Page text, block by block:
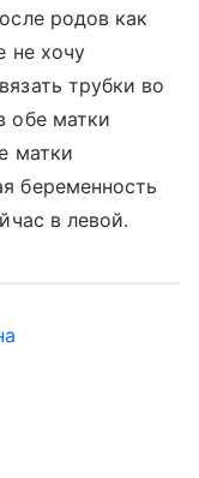
родов как
не хочу
трубки во
обе матки
матки
беременность
в левой.